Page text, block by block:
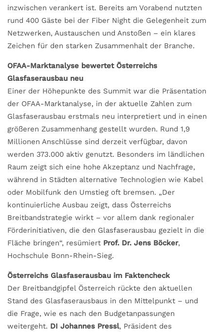
inzwischen verankert ist. Bereits am Vorabend nutzten
rund 400 Gäste bei der Fiber Night die Gelegenheit zum
Netzwerken, Austauschen und Anstoßen – ein klares
Zeichen für den starken Zusammenhalt der Branche.
OFAA-Marktanalyse bewertet Österreichs
Glasfaserausbau neu
Einer der Höhepunkte des Summit war die Präsentation
der OFAA-Marktanalyse, in der aktuelle Zahlen zum
Glasfaserausbau erstmals neu interpretiert und in einen
größeren Zusammenhang gestellt wurden. Rund 1,9
Millionen Anschlüsse sind derzeit verfügbar, davon
werden 373.000 aktiv genutzt. Besonders im ländlichen
Raum zeigt sich eine hohe Akzeptanz und Nachfrage,
während in Städten alternative Technologien wie Kabel
oder Mobilfunk den Umstieg oft bremsen. „Der
kontinuierliche Ausbau zeigt, dass Österreichs
Breitbandstrategie wirkt – vor allem dank regionaler
Förderinitiativen, die den Glasfaserausbau gezielt in die
Fläche bringen“, resümiert Prof. Dr. Jens Böcker,
Hochschule Bonn-Rhein-Sieg.
Österreichs Glasfaserausbau im Faktencheck
Der Breitbandgipfel Österreich rückte den aktuellen
Stand des Glasfaserausbaus in den Mittelpunkt – und
die Frage, wie es nach den Budgetanpassungen
weitergeht. DI Johannes Pressl, Präsident des